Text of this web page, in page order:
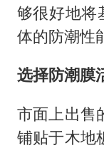
够很好地将
体的防潮性
选择防潮膜
市面上出售
铺贴于木地